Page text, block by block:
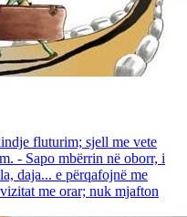
fluturim; sjell me vete
- Sapo mbërrin në oborr, i
daja... e përqafojnë me
me orar; nuk mjafton